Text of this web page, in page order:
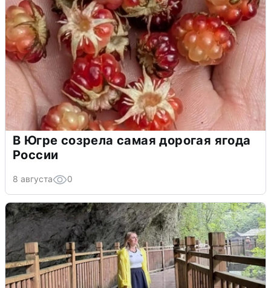
В Югре созрела самая дорогая ягода
России
8 августа 0